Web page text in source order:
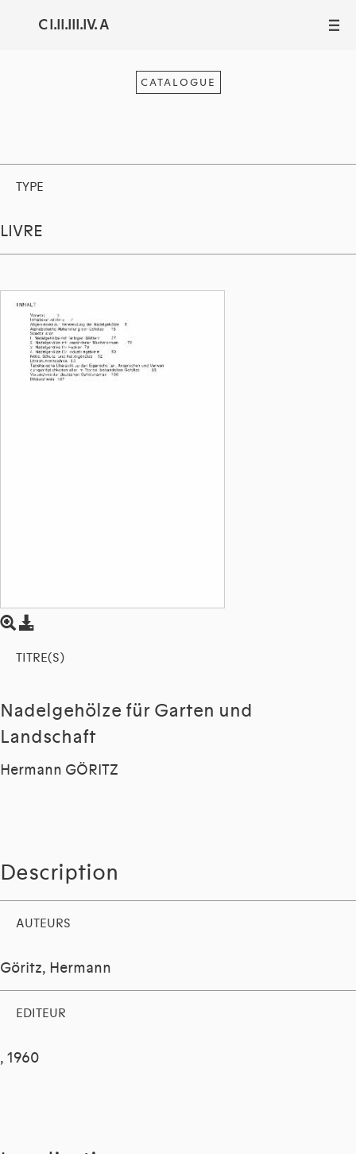
C I.II.III.IV. A III
CATALOGUE
TYPE
LIVRE
TITRE(S)
Nadelgehölze für Garten und
Landschaft
Hermann GÖRITZ
Description
AUTEURS
Göritz, Hermann
EDITEUR
, 1960